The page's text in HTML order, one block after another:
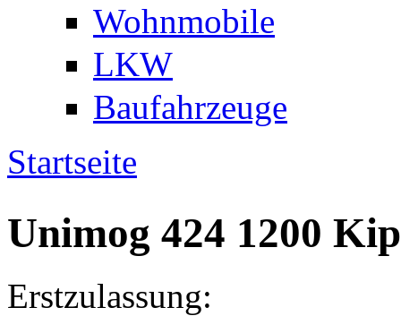
Wohnmobile
LKW
Baufahrzeuge
Sie sind hier
Startseite
Unimog 424 1200
Erstzulassung: